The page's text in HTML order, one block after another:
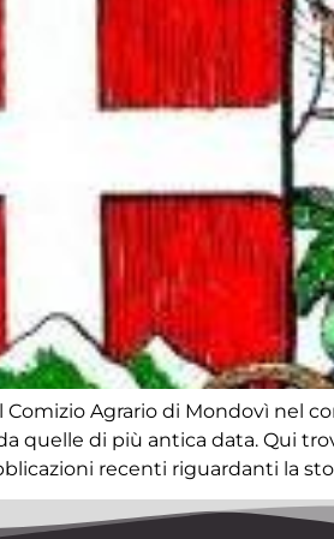
Agrario di Mondovì nel
quelle di più antica data. Qui
recenti riguardanti la